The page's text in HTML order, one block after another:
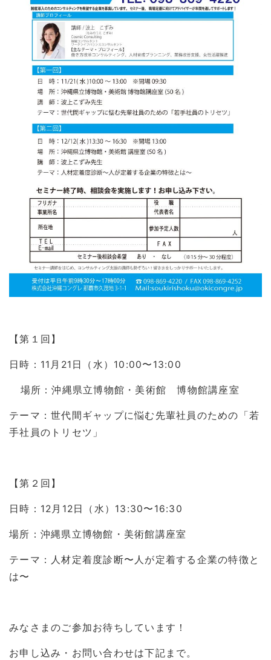
【第１回】
日時：11月21日（水）10:00〜13:00
 場所：沖縄県立博物館・美術館 博物館講座室
テーマ：世代間ギャップに悩む先輩社員のための「若
手社員のトリセツ」
【第２回】
日時：12月12日（水）13:30〜16:30
場所：沖縄県立博物館・美術館講座室
テーマ：人材定着度診断〜人が定着する企業の特徴と
は〜
みなさまのご参加お待ちしています！
お申し込み・お問い合わせは下記まで。